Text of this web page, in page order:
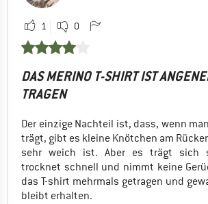
1 0
DAS MERINO T-SHIRT IST
TRAGEN
Der einzige Nachteil ist, dass, wenn
trägt, gibt es kleine Knötchen am
sehr weich ist. Aber es trägt sich
trocknet schnell und nimmt keine
das T-shirt mehrmals getragen und
bleibt erhalten.